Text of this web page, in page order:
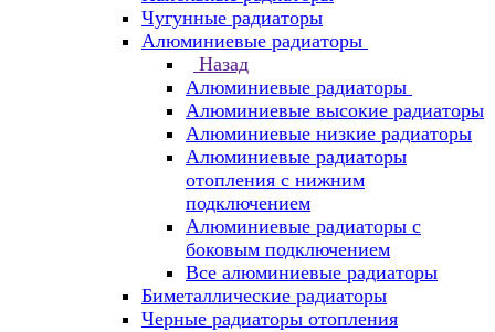
Чугунные радиаторы
Алюминиевые радиаторы
Назад
Алюминиевые радиаторы
Алюминиевые высокие радиаторы
Алюминиевые низкие радиаторы
Алюминиевые радиаторы
отопления с нижним
подключением
Алюминиевые радиаторы с
боковым подключением
Все алюминиевые радиаторы
Биметаллические радиаторы
Черные радиаторы отопления